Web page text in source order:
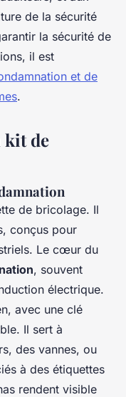
de la sécurité
la sécurité de
il est
et de
.
kit de
de bricolage. Il
conçus pour
Le cœur du
, souvent
électrique.
avec une clé
Il sert à
des vannes, ou
à des étiquettes
rendent visible